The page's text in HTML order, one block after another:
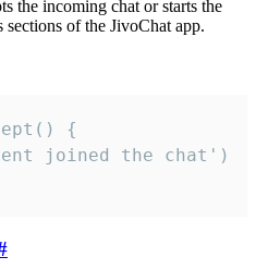
the incoming chat or starts the
of the JivoChat app.
{